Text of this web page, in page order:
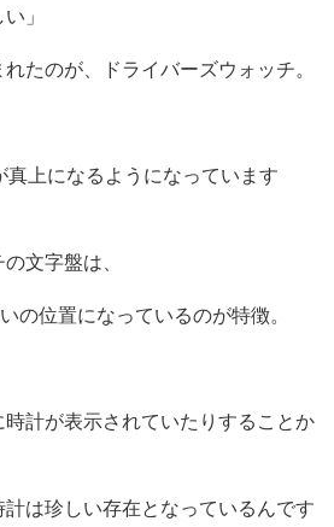
」
たのが、ドライバーズウォッチ。
上になるようになっています
文字盤は、
の位置になっているのが特徴。
計が表示されていたりすることか
は珍しい存在となっているんです